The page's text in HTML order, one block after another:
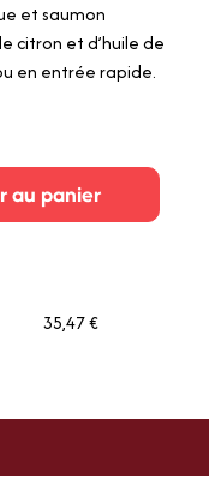
et saumon
citron et d’huile de
en entrée rapide.
au panier
35,47 €